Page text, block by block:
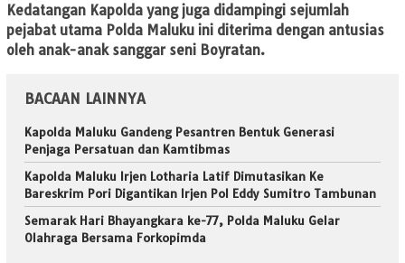
Kedatangan Kapolda yang juga didampingi sejumlah
pejabat utama Polda Maluku ini diterima dengan antusias
oleh anak-anak sanggar seni Boyratan.
BACAAN LAINNYA
Kapolda Maluku Gandeng Pesantren Bentuk Generasi
Penjaga Persatuan dan Kamtibmas
Kapolda Maluku Irjen Lotharia Latif Dimutasikan Ke
Bareskrim Pori Digantikan Irjen Pol Eddy Sumitro Tambunan
Semarak Hari Bhayangkara ke-77, Polda Maluku Gelar
Olahraga Bersama Forkopimda